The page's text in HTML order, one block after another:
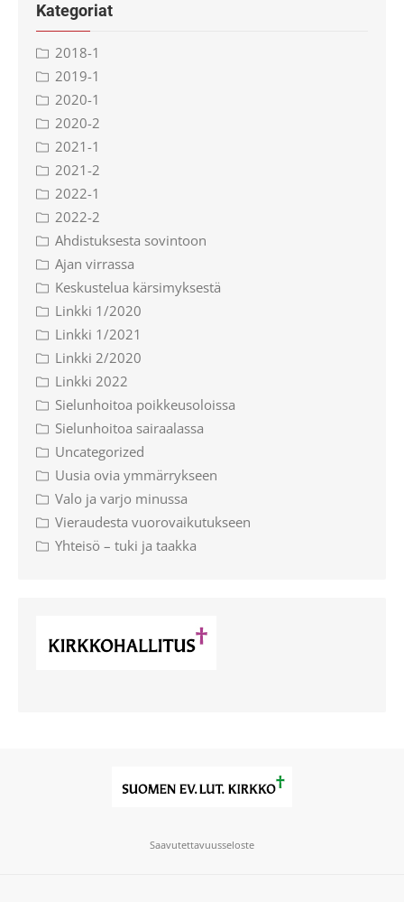
Kategoriat
2018-1
2019-1
2020-1
2020-2
2021-1
2021-2
2022-1
2022-2
Ahdistuksesta sovintoon
Ajan virrassa
Keskustelua kärsimyksestä
Linkki 1/2020
Linkki 1/2021
Linkki 2/2020
Linkki 2022
Sielunhoitoa poikkeusoloissa
Sielunhoitoa sairaalassa
Uncategorized
Uusia ovia ymmärrykseen
Valo ja varjo minussa
Vieraudesta vuorovaikutukseen
Yhteisö – tuki ja taakka
Saavutettavuusseloste